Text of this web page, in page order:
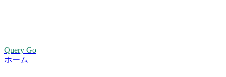
Query Go
ホーム